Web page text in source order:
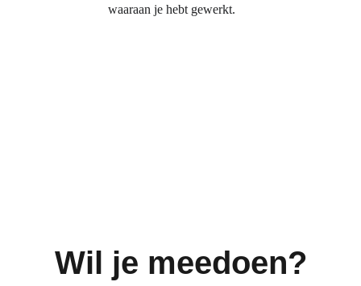
waaraan je hebt gewerkt.
Wil je meedoen?